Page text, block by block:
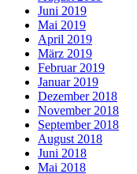
Juni 2019
Mai 2019
April 2019
März 2019
Februar 2019
Januar 2019
Dezember 2018
November 2018
September 2018
August 2018
Juni 2018
Mai 2018